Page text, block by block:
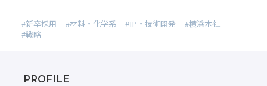
#新卒採用 #材料・化学系 #IP・技術開発
#横浜本社
#戦略
PROFILE